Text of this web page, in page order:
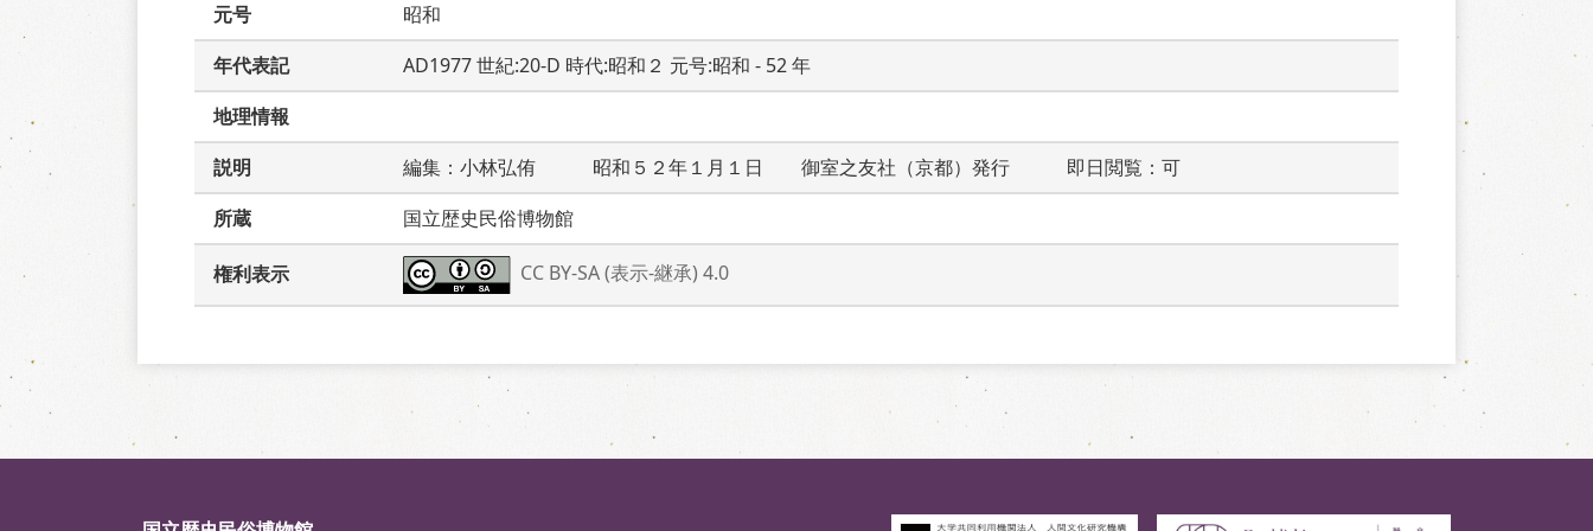
元号
昭和
年代表記
AD1977 世紀:20-D 時代:昭和２ 元号:昭和 - 52 年
地理情報
説明
編集：小林弘侑　　　昭和５２年１月１日　　御室之友社（京都）発行　　　即日閲覧：可
所蔵
国立歴史民俗博物館
権利表示 CC BY-SA (表示-継承) 4.0